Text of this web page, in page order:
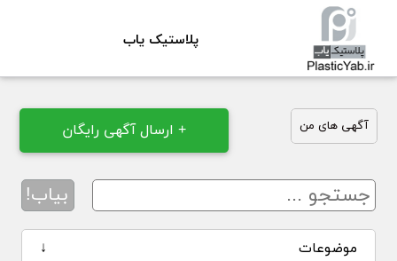
پلاستیک یاب
آگهی های من + ارسال آگهی رایگان
بیاب!
↓ موضوعات